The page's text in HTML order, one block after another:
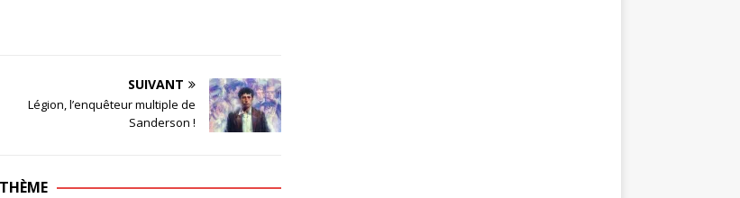
SUIVANT
Légion, l’enquêteur multiple de
Sanderson !